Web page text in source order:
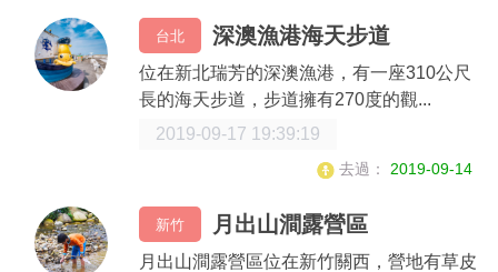
台北 深澳漁港海天步道
位在新北瑞芳的深澳漁港，有一座310公尺
長的海天步道，步道擁有270度的觀...
2019-09-17 19:39:19
去過： 2019-09-14
新竹 月出山澗露營區
月出山澗露營區位在新竹關西，營地有草皮